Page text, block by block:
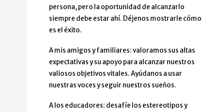
persona, pero la oportunidad de alcanzarlo
siempre debe estar ahí. Déjenos mostrarle cómo
es el éxito.
A mis amigos y familiares: valoramos sus altas
expectativas y su apoyo para alcanzar nuestros
valiosos objetivos vitales. Ayúdanos a usar
nuestras voces y seguir nuestros sueños.
A los educadores: desafíe los estereotipos y